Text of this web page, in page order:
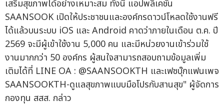
เสริมสุขภาพได้อย่างเหมาะสม ทั้งนี้ แอปพลิเคชัน
SAANSOOK เปิดให้ประชาชนและองค์กรดาวน์โหลดใช้งานฟรี
ได้แล้วบนระบบ iOS และ Android คาดว่าภายในเดือน ต.ค. ปี
2569 จะมีผู้เข้าใช้งาน 5,000 คน และมีหน่วยงานเข้าร่วมใช้
งานมากกว่า 50 องค์กร ผู้สนใจสามารถสอบถามข้อมูลเพิ่ม
เติมได้ที่ LINE OA : @SAANSOOKTH และเฟซบุ๊กแฟนเพจ
SAANSOOKTH-ดูแลสุขภาพแบบมือโปรกับสานสุข" ผู้จัดการ
กองทุน สสส. กล่าว